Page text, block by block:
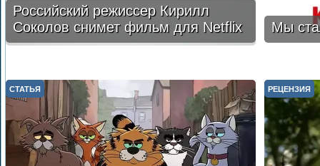
Российский режиссер Кирилл
Соколов снимет фильм для Netflix
Мы
СТАТЬЯ РЕЦЕНЗИЯ